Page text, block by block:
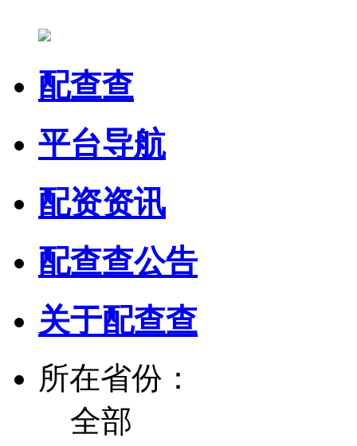
配查查
平台导航
配资资讯
配查查公告
关于配查查
所在省份：
全部